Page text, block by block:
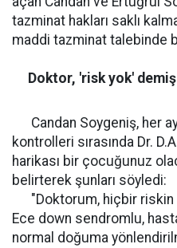
tazminat hakları saklı
maddi tazminat talebinde
Doktor, 'risk yok' demiş
Candan Soygeniş, her
kontrolleri sırasında Dr.
harikası bir çocuğunuz
belirterek şunları söyledi:
"Doktorum, hiçbir riskin
Ece down sendromlu,
normal doğuma